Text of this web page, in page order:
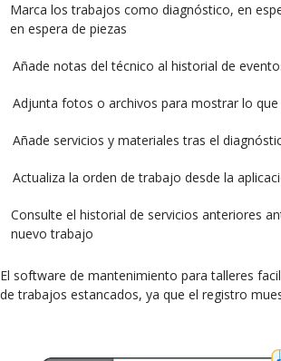
Marca los trabajos como diagnóstico, en
en espera de piezas
Añade notas del técnico al historial de
Adjunta fotos o archivos para mostrar lo
Añade servicios y materiales tras el
Actualiza la orden de trabajo desde la
Consulte el historial de servicios anteriores
nuevo trabajo
El software de mantenimiento para talleres
de trabajos estancados, ya que el registro